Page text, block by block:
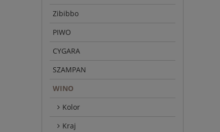
Zibibbo
PIWO
CYGARA
SZAMPAN
WINO
Kolor
Kraj